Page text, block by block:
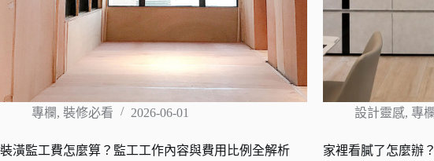
專欄, 裝修必看 2026-06-01
裝潢監工費怎麼算？監工工作內容與費用比例全解析
設計靈感, 專欄
家裡看膩了怎麼辦